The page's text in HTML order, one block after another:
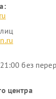
без
центра